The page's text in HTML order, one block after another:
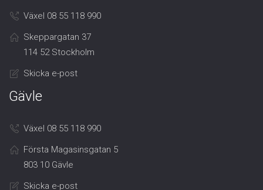
Växel 08 55 118 990
Skeppargatan 37
114 52 Stockholm
Skicka e-post
Gävle
Växel 08 55 118 990
Första Magasinsgatan 5
803 10 Gävle
Skicka e-post